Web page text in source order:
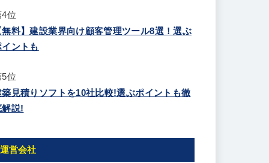
4位
無料】建設業界向け顧客管理ツール8選！選ぶ
イントも
5位
築見積りソフトを10社比較!選ぶポイントも徹
解説!
運営会社